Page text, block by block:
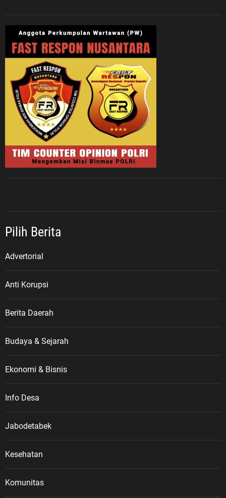
pejuang bangsa, ASDO
menyampaikan pesan yang sarat
makna: “Untukmu Pahlawanku,
Veteran Republik Indonesia. Terima
kasih atas perjuangan,
pengorbanan, dan pengabdian
yang telah diberikan untuk bangsa
dan negara.” Menurut ASDO,
sejarah perjuangan para veteran
harus terus hidup dalam ingatan
kolektif bangsa. Terlebih di tengah
perkembangan zaman, masih
Pilih Berita
Advertorial
Anti Korupsi
Berita Daerah
Budaya & Sejarah
Ekonomi & Bisnis
Info Desa
Jabodetabek
Kesehatan
Komunitas